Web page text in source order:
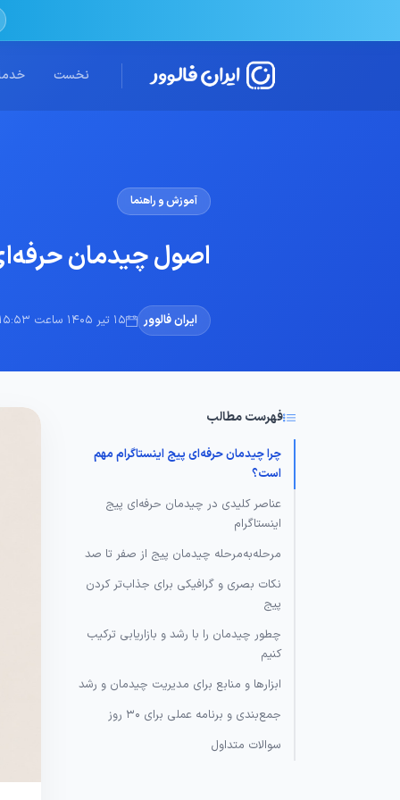
نخست
آموزش و راهنما
اصول چیدمان
ایران فالوور 15 تیر 1405 ساعت 15:53
فهرست مطالب
چرا چیدمان حرفه‌ای پیج اینستاگرام مهم
است؟
عناصر کلیدی در چیدمان حرفه‌ای پیج
اینستاگرام
مرحله‌به‌مرحله چیدمان پیج از صفر تا صد
نکات بصری و گرافیکی برای جذاب‌تر کردن
پیج
چطور چیدمان را با رشد و بازاریابی ترکیب
کنیم
ابزارها و منابع برای مدیریت چیدمان و رشد
جمع‌بندی و برنامه عملی برای 30 روز
سوالات متداول